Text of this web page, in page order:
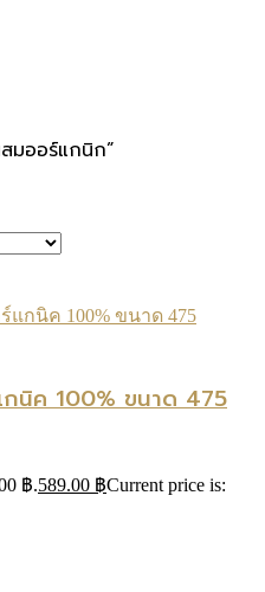
มออร์แกนิก”
นิค 100% ขนาด 475
฿.589.00 ฿Current price is: